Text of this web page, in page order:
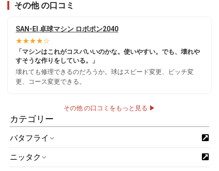
カテゴリー
バタフライ
ニッタク
その他 の口コミ
SAN-EI 卓球マシン ロボポン2040
★★★★☆
「マシンはこれがコスパいいのかな。使いやすい。でも、壊れや
すそうな作りをしている。」
壊れても修理できるのだろうか。球はスピード変更、ピッチ変
更、コース変更できる。
その他 の口コミをもっと見る ▶